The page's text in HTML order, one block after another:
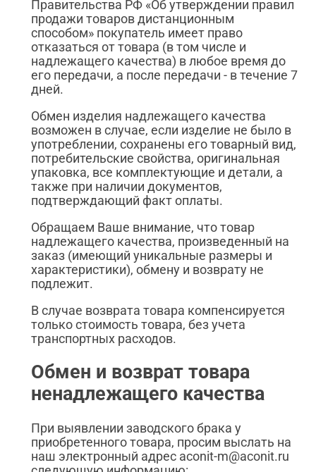
Правительства РФ «Об утверждении правил
продажи товаров дистанционным
способом» покупатель имеет право
отказаться от товара (в том числе и
надлежащего качества) в любое время до
его передачи, а после передачи - в течение 7
дней.
Обмен изделия надлежащего качества
возможен в случае, если изделие не было в
употреблении, сохранены его товарный вид,
потребительские свойства, оригинальная
упаковка, все комплектующие и детали, а
также при наличии документов,
подтверждающий факт оплаты.
Обращаем Ваше внимание, что товар
надлежащего качества, произведенный на
заказ (имеющий уникальные размеры и
характеристики), обмену и возврату не
подлежит.
В случае возврата товара компенсируется
только стоимость товара, без учета
транспортных расходов.
Обмен и возврат товара
ненадлежащего качества
При выявлении заводского брака у
приобретенного товара, просим выслать на
наш электронный адрес aconit-m@aconit.ru